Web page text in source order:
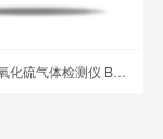
手持式二氧化硫气体检测仪 BTYQ-MS500-SO2